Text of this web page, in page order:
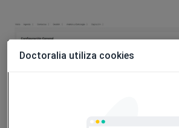
Doctoralia utiliza cookies